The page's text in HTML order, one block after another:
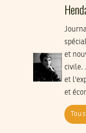
et
civile.
et
et